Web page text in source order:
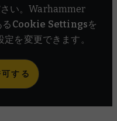
い。Warhammer
Cookie Settingsを
を変更できます。
する